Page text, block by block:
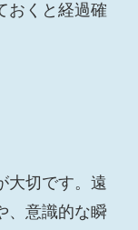
おくと経過確
大切です。遠
、意識的な瞬